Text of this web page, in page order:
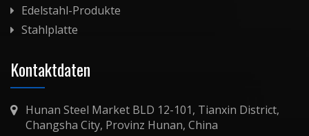
Edelstahl-Produkte
Stahlplatte
Kontaktdaten
Hunan Steel Market BLD 12-101, Tianxin District,
Changsha City, Provinz Hunan, China